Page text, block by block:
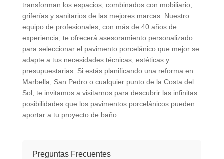
transforman los espacios, combinados con mobiliario,
griferías y sanitarios de las mejores marcas. Nuestro
equipo de profesionales, con más de 40 años de
experiencia, te ofrecerá asesoramiento personalizado
para seleccionar el pavimento porcelánico que mejor se
adapte a tus necesidades técnicas, estéticas y
presupuestarias. Si estás planificando una reforma en
Marbella, San Pedro o cualquier punto de la Costa del
Sol, te invitamos a visitarnos para descubrir las infinitas
posibilidades que los pavimentos porcelánicos pueden
aportar a tu proyecto de baño.
Preguntas Frecuentes